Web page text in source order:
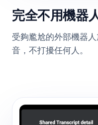
完全不用機器
受夠尷尬的外部機器
音，不打擾任何人。